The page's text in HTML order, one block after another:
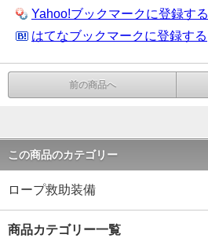
Yahoo!ブックマークに登録する
はてなブックマークに登録する
前の商品へ
この商品のカテゴリー
ロープ救助装備
商品カテゴリー一覧